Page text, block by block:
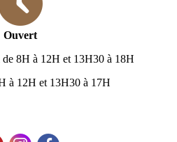
Ouvert
8H à 12H et 13H30 à 18H
à 12H et 13H30 à 17H